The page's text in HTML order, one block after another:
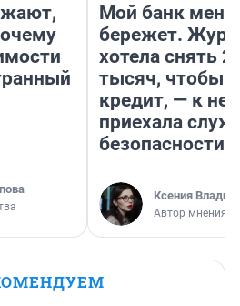
Мой банк меня
бережет.
хотела снять
тысяч, чтобы
кредит, — к
приехала
безопасности
Ксения
Автор мнения